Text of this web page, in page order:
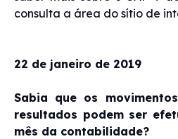
consulta a área do sítio de
22 de janeiro de 2019
Sabia que os
resultados podem ser
mês da contabilidade?